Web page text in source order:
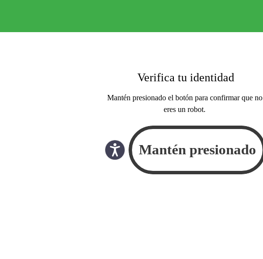
Verifica tu identidad
Mantén presionado el botón para confirmar que no
eres un robot.